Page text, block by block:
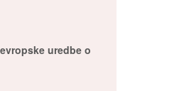
uredbe o